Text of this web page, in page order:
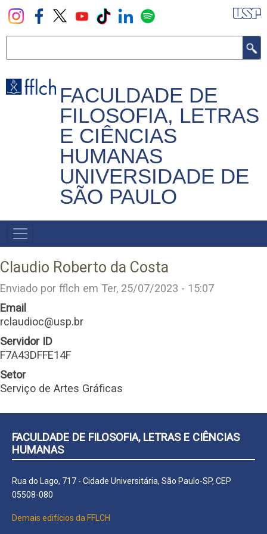
Pular
para
principal
FACULDADE DE
FILOSOFIA, LETRAS
E CIÊNCIAS
HUMANAS
UNIVERSIDADE DE
SÃO PAULO
NAVEGADOR
PRINCIPAL
Claudio Roberto da Costa
Enviado por fflch em Ter, 25/07/2023 - 15:07
Email
rclaudioc@usp.br
Servidor ID
F7A43DFFE14F
Setor
Serviço de Artes Gráficas
FACULDADE DE FILOSOFIA, LETRAS E CIÊNCIAS
HUMANAS
Rua do Lago, 717 - Cidade Universitária, São Paulo-SP, CEP
05508-080
Demais edifícios da FFLCH